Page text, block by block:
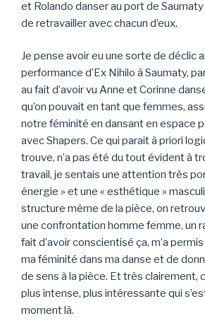
et Rolando danser au port de Saumaty
de retravailler avec chacun d’eux.
Je pense avoir eu une sorte de déclic
performance d’Ex Nihilo à Saumaty,
au fait d’avoir vu Anne et Corinne
qu’on pouvait en tant que femmes,
notre féminité en dansant en espace
avec Shapers. Ce qui parait à priori
trouve, n’a pas été du tout évident à
travail, je sentais une attention très
énergie » et une « esthétique »
structure même de la pièce, on
une confrontation homme femme, un
fait d’avoir conscientisé ça, m’a
ma féminité dans ma danse et de
de sens à la pièce. Et très clairement,
plus intense, plus intéressante qui
moment là.